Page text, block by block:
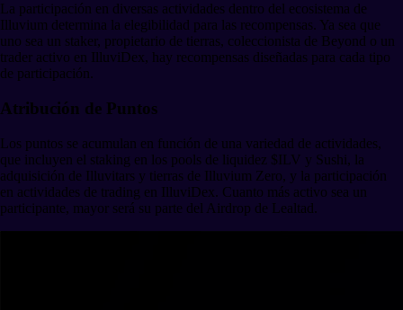
La participación en diversas actividades dentro del ecosistema de
Illuvium determina la elegibilidad para las recompensas. Ya sea que
uno sea un staker, propietario de tierras, coleccionista de Beyond o un
trader activo en IlluviDex, hay recompensas diseñadas para cada tipo
de participación.
Atribución de Puntos
Los puntos se acumulan en función de una variedad de actividades,
que incluyen el staking en los pools de liquidez $ILV y Sushi, la
adquisición de Illuvitars y tierras de Illuvium Zero, y la participación
en actividades de trading en IlluviDex. Cuanto más activo sea un
participante, mayor será su parte del Airdrop de Lealtad.